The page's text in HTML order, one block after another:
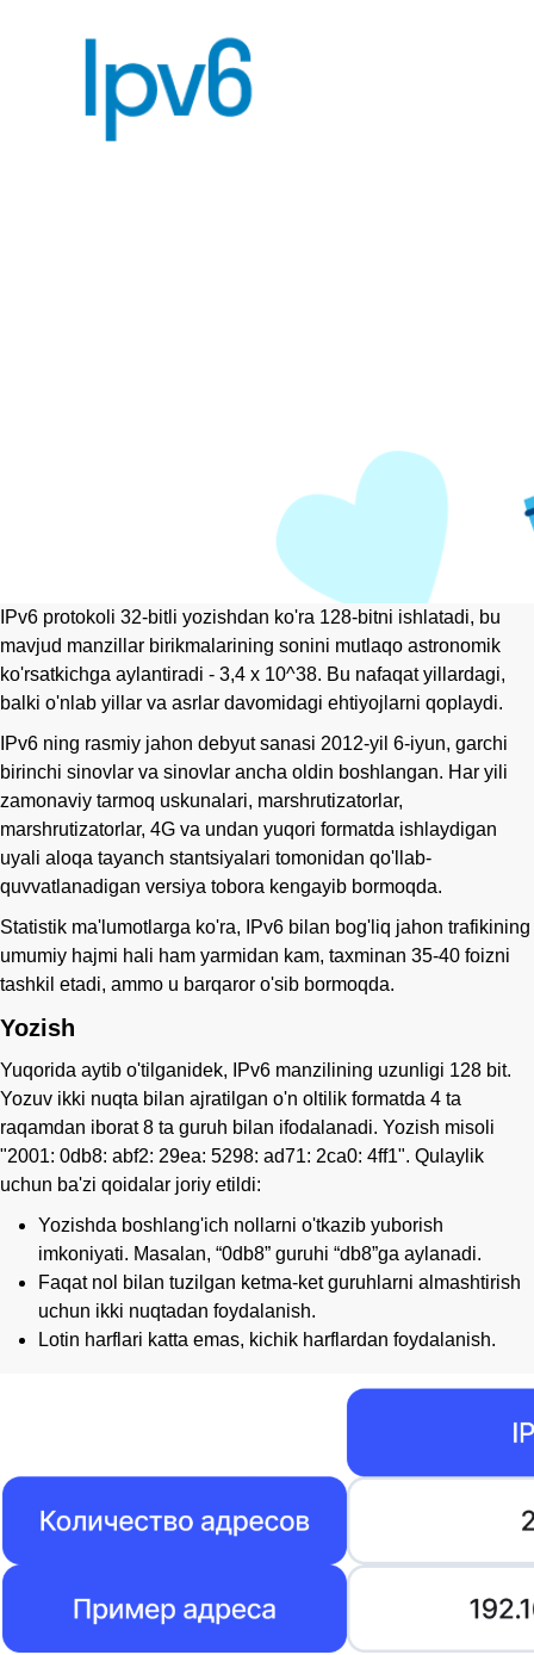
IPv6 protokoli 32-bitli yozishdan ko'ra 128-bitni ishlatadi, bu
mavjud manzillar birikmalarining sonini mutlaqo astronomik
ko'rsatkichga aylantiradi - 3,4 x 10^38. Bu nafaqat yillardagi,
balki o'nlab yillar va asrlar davomidagi ehtiyojlarni qoplaydi.
IPv6 ning rasmiy jahon debyut sanasi 2012-yil 6-iyun, garchi
birinchi sinovlar va sinovlar ancha oldin boshlangan. Har yili
zamonaviy tarmoq uskunalari, marshrutizatorlar,
marshrutizatorlar, 4G va undan yuqori formatda ishlaydigan
uyali aloqa tayanch stantsiyalari tomonidan qo'llab-
quvvatlanadigan versiya tobora kengayib bormoqda.
Statistik ma'lumotlarga ko'ra, IPv6 bilan bog'liq jahon trafikining
umumiy hajmi hali ham yarmidan kam, taxminan 35-40 foizni
tashkil etadi, ammo u barqaror o'sib bormoqda.
Yozish
Yuqorida aytib o'tilganidek, IPv6 manzilining uzunligi 128 bit.
Yozuv ikki nuqta bilan ajratilgan o'n oltilik formatda 4 ta
raqamdan iborat 8 ta guruh bilan ifodalanadi. Yozish misoli
"2001: 0db8: abf2: 29ea: 5298: ad71: 2ca0: 4ff1". Qulaylik
uchun ba'zi qoidalar joriy etildi:
Yozishda boshlang'ich nollarni o'tkazib yuborish
imkoniyati. Masalan, “0db8” guruhi “db8”ga aylanadi.
Faqat nol bilan tuzilgan ketma-ket guruhlarni almashtirish
uchun ikki nuqtadan foydalanish.
Lotin harflari katta emas, kichik harflardan foydalanish.